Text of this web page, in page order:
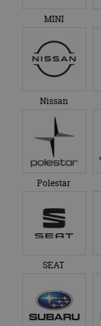
MINI
Nissan
Polestar
SEAT